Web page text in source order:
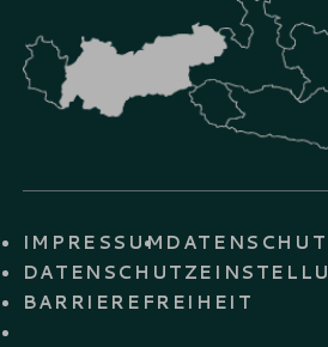
IMPRESSUM
BARRIERE­FREIHEIT